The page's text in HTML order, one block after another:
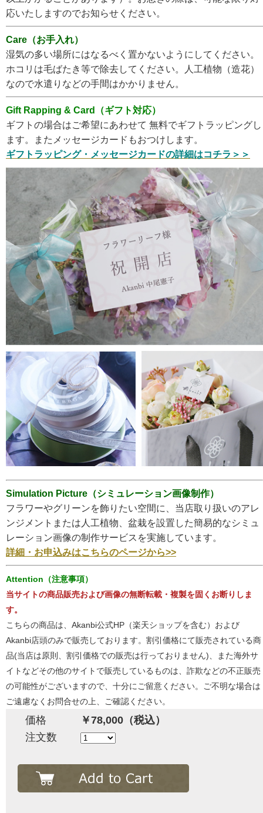
応いたしますのでお知らせください。
Care（お手入れ）
湿気の多い場所にはなるべく置かないようにしてください。
ホコリは毛ばたき等で除去してください。人工植物（造花）
なので水遣りなどの手間はかかりません。
Gift Rapping & Card（ギフト対応）
ギフトの場合はご希望にあわせて 無料でギフトラッピングし
ます。またメッセージカードもおつけします。
ギフトラッピング・メッセージカードの詳細はコチラ＞＞
Simulation Picture（シミュレーション画像制作）
フラワーやグリーンを飾りたい空間に、当店取り扱いのアレ
ンジメントまたは人工植物、盆栽を設置した簡易的なシミュ
レーション画像の制作サービスを実施しています。
詳細・お申込みはこちらのページから>>
Attention（注意事項）
当サイトの商品販売および画像の無断転載・複製を固くお断りしま
す。
こちらの商品は、Akanbi公式HP（楽天ショップを含む）および
Akanbi店頭のみで販売しております。割引価格にて販売されている商
品(当店は原則、割引価格での販売は行っておりません)、また海外サ
イトなどその他のサイトで販売しているものは、詐欺などの不正販売
の可能性がございますので、十分にご留意ください。ご不明な場合は
ご遠慮なくお問合せの上、ご確認ください。
価格
￥78,000（税込）
注文数